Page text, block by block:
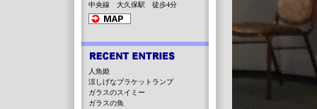
中央線 大久保駅 徒歩4分
人魚姫
涼しげなブラケットランプ
ガラスのスイミー
ガラスの魚